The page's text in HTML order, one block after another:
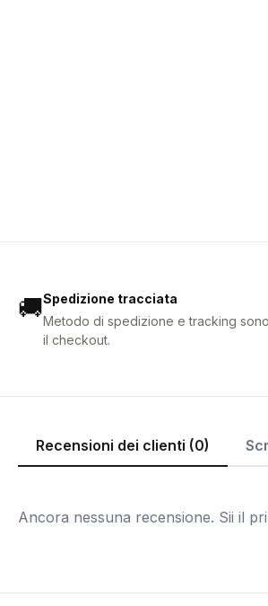
🚚Spedizione tracciata
Metodo di spedizione e tracking
il checkout.
Recensioni dei clienti (0)
Ancora nessuna recensione. Sii il